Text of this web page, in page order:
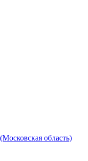
область)